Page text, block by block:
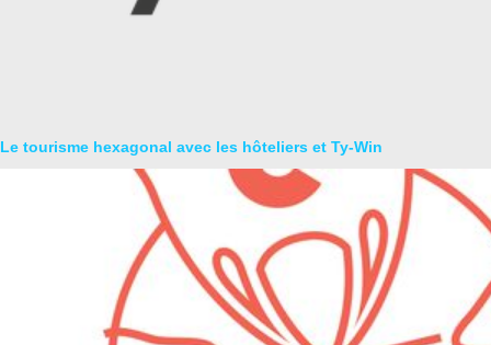
Le tourisme hexagonal avec les hôteliers et Ty-Win